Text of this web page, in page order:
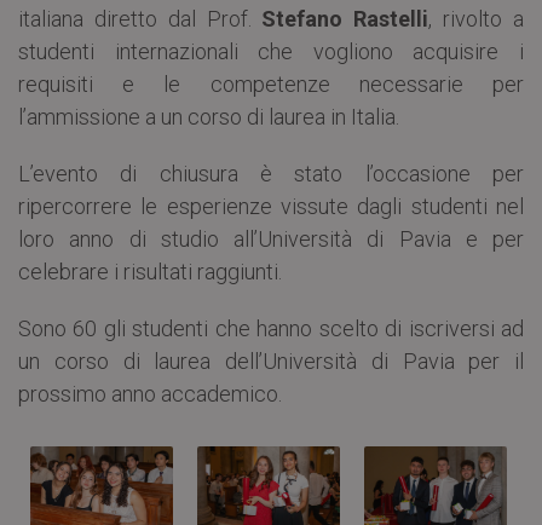
italiana diretto dal Prof. Stefano Rastelli, rivolto a
studenti internazionali che vogliono acquisire i
requisiti e le competenze necessarie per
l’ammissione a un corso di laurea in Italia.
L’evento di chiusura è stato l’occasione per
ripercorrere le esperienze vissute dagli studenti nel
loro anno di studio all’Università di Pavia e per
celebrare i risultati raggiunti.
Sono 60 gli studenti che hanno scelto di iscriversi ad
un corso di laurea dell’Università di Pavia per il
prossimo anno accademico.